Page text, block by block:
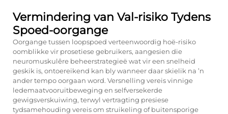
Vermindering van Val-risiko Tydens
Spoed-oorgange
Oorgange tussen loopspoed verteenwoordig hoë-risiko
oomblikke vir prosetiese gebruikers, aangesien die
neuromuskulêre beheerstrategieë wat vir een snelheid
geskik is, ontoereikend kan bly wanneer daar skielik na ’n
ander tempo oorgaan word. Versnelling vereis vinnige
ledemaatvooruitbeweging en selfversekerde
gewigsverskuiwing, terwyl vertragting presiese
tydsamehouding vereis om struikeling of buitensporige